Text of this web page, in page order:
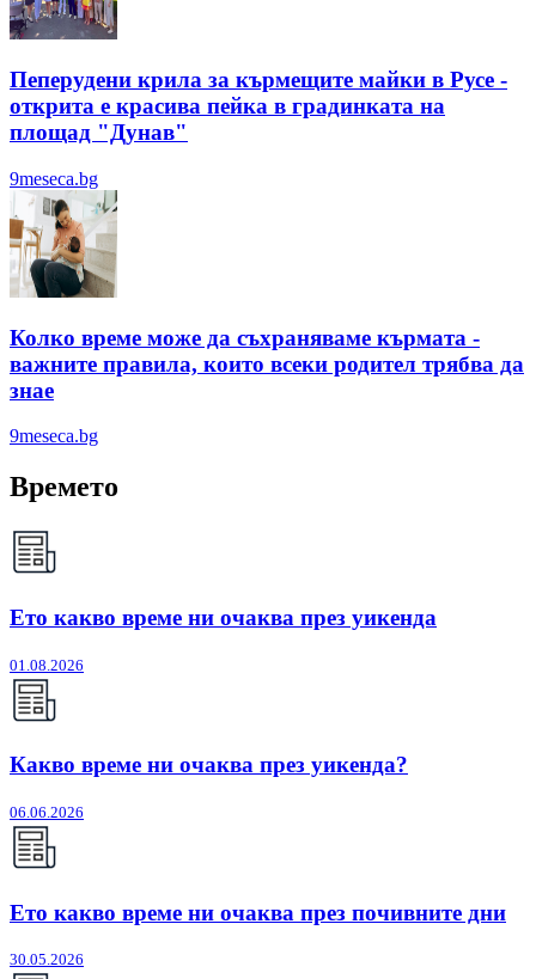
Пеперудени крила за кърмещите майки в Русе -
открита е красива пейка в градинката на
площад "Дунав"
9meseca.bg
Колко време може да съхраняваме кърмата -
важните правила, които всеки родител трябва да
знае
9meseca.bg
Времето
Ето какво време ни очаква през уикенда
01.08.2026
Какво време ни очаква през уикенда?
06.06.2026
Ето какво време ни очаква през почивните дни
30.05.2026